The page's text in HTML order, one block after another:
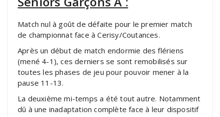
Match nul à goût de défaite pour le premier match
de championnat face à Cerisy/Coutances.
Après un début de match endormie des flériens
(mené 4-1), ces derniers se sont remobilisés sur
toutes les phases de jeu pour pouvoir mener à la
pause 11-13.
La deuxième mi-temps a été tout autre. Notamment
dû à une inadaptation complète face à leur dispositif